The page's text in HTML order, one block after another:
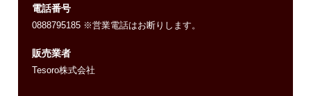
電話番号
0888795185 ※営業電話はお断りします。
販売業者
Tesoro株式会社